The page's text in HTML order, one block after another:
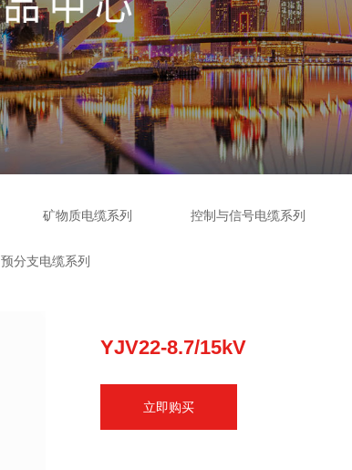
矿物质电缆系列 控制与信号电缆系列
预分支电缆系列
YJV22-8.7/15kV
立即购买